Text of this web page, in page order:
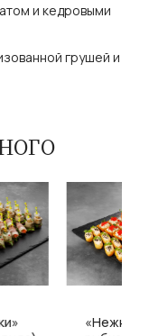
и кедровыми
грушей и
«Нежная